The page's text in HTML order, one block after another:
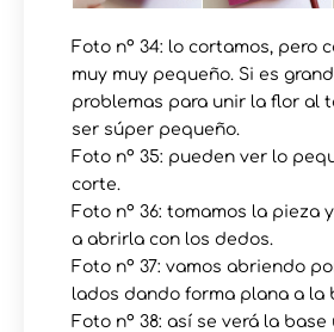
Foto nº 34: lo cortamos, pero
muy muy pequeño. Si es
problemas para unir la flor al
ser súper pequeño.
Foto nº 35: pueden ver lo
corte.
Foto nº 36: tomamos la pieza
a abrirla con los dedos.
Foto nº 37: vamos abriendo
lados dando forma plana a la
Foto nº 38: así se verá la base